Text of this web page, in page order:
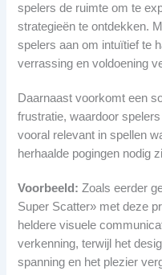
spelers de ruimte om te
strategieën te ontdekken.
spelers aan om intuïtief te
verrassing en voldoening
Daarnaast voorkomt een
frustratie, waardoor
vooral relevant in spellen
herhaalde pogingen nodig
Voorbeeld: Zoals eerder
Super Scatter» met deze
heldere visuele
verkenning, terwijl het
spanning en het plezier